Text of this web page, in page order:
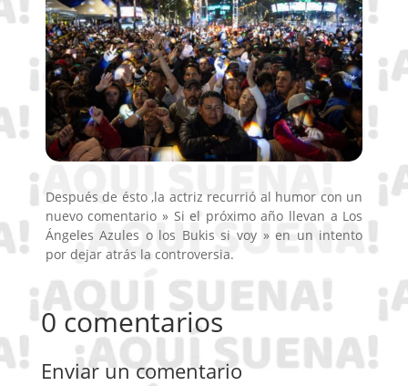
Después de ésto ,la actriz recurrió al humor con un
nuevo comentario » Si el próximo año llevan a Los
Ángeles Azules o los Bukis si voy » en un intento
por dejar atrás la controversia.
0 comentarios
Enviar un comentario